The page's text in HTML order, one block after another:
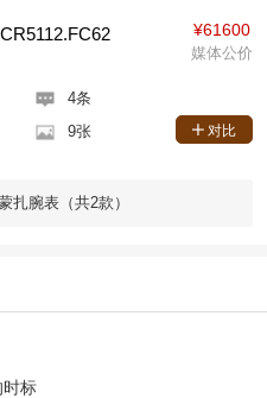
4条
9张
¥61600
媒体公价
对比
扎腕表（共2款）
标